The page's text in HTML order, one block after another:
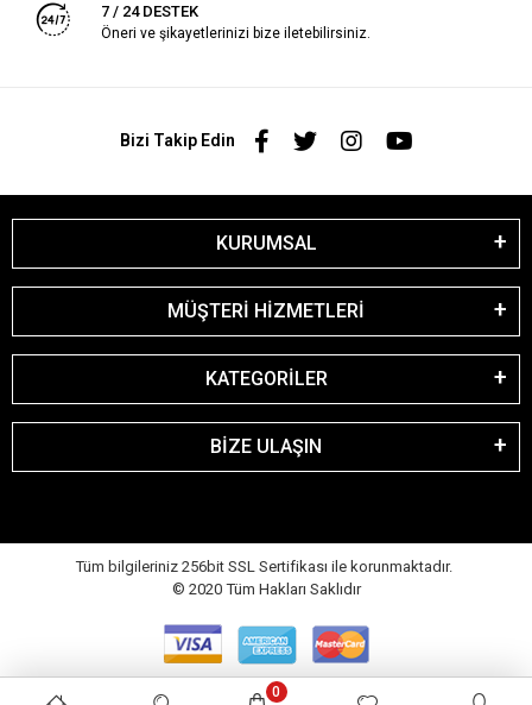
7 / 24 DESTEK
Öneri ve şikayetlerinizi bize iletebilirsiniz.
Bizi Takip Edin
KURUMSAL
MÜŞTERİ HİZMETLERİ
KATEGORİLER
BİZE ULAŞIN
Tüm bilgileriniz 256bit SSL Sertifikası ile korunmaktadır.
© 2020 Tüm Hakları Saklıdır
0